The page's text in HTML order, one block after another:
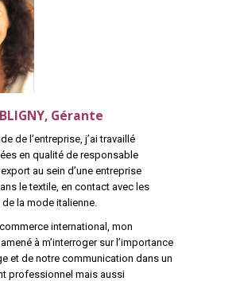
Gérante
de l’entreprise, j’ai travaillé
en qualité de responsable
au sein d’une entreprise
le textile, en contact avec les
la mode italienne.
international, mon
à m’interroger sur l’importance
et de notre communication dans un
professionnel mais aussi